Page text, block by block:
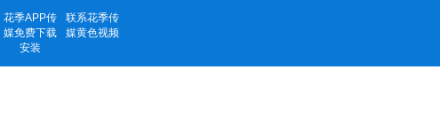
花季APP传
媒免费下载
安装
联系花季传
媒黄色视频